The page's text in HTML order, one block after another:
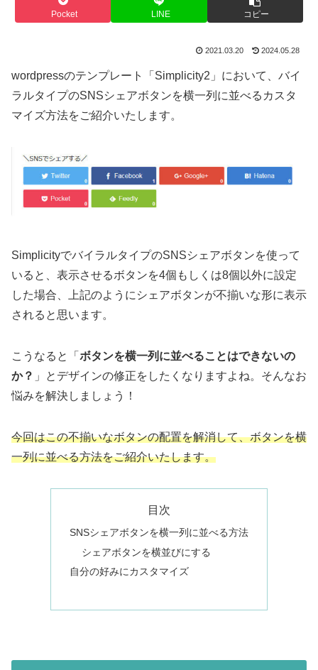
Pocket LINE コピー
2021.03.20 2024.05.28
wordpressのテンプレート「Simplicity2」において、バイ
ラルタイプのSNSシェアボタンを横一列に並べるカスタ
マイズ方法をご紹介いたします。
SimplicityでバイラルタイプのSNSシェアボタンを使って
いると、表示させるボタンを4個もしくは8個以外に設定
した場合、上記のようにシェアボタンが不揃いな形に表示
されると思います。
こうなると「 ボタンを横一列に並べることはできないの
か？ 」とデザインの修正をしたくなりますよね。そんなお
悩みを解決しましょう！
今回はこの不揃いなボタンの配置を解消して、ボタンを横
一列に並べる方法をご紹介いたします。
目次
SNSシェアボタンを横一列に並べる方法
シェアボタンを横並びにする
自分の好みにカスタマイズ